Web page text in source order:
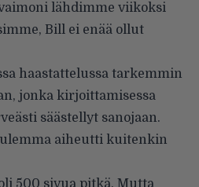
lähdimme viikoksi
Bill ei enää ollut
haastattelussa tarkemmin
jonka kirjoittamisessa
säästellyt sanojaan.
aiheutti kuitenkin
500 sivua pitkä. Mutta